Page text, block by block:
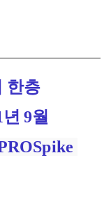
한층
9월